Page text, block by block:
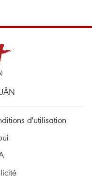
d'utilisation